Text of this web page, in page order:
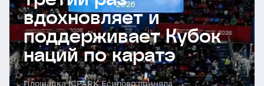
вдохновляет и
поддерживает Кубок
наций по каратэ
Площадка ICPARK Есипово приняла